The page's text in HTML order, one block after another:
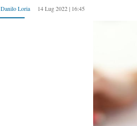
Danilo Loria 14 Lug 2022 | 16:45